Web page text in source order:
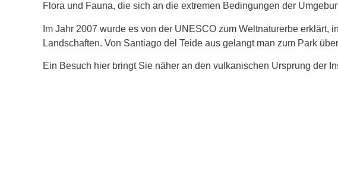
Flora und Fauna, die sich an die extremen Bedingungen der
Im Jahr 2007 wurde es von der UNESCO zum Weltnaturerbe
Landschaften. Von Santiago del Teide aus gelangt man zum Park
Ein Besuch hier bringt Sie näher an den vulkanischen Ursprung der